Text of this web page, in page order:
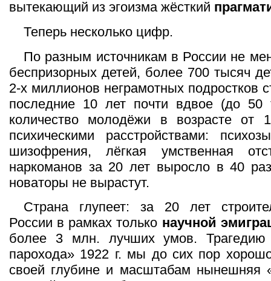
вытекающий из эгоизма жёсткий
Теперь несколько цифр.
По разным источникам в России не
беспризорных детей, более 700 тысяч
2-х миллионов неграмотных подростков
последние 10 лет почти вдвое (до 50
количество молодёжи в возрасте
психическими расстройствами:
шизофрения, лёгкая умственная
наркоманов за 20 лет выросло в 40
новаторы не вырастут.
Страна глупеет: за 20 лет
России в рамках только научной
более 3 млн. лучших умов. Трагедию
парохода» 1922 г. мы до сих пор
своей глубине и масштабам нынешняя